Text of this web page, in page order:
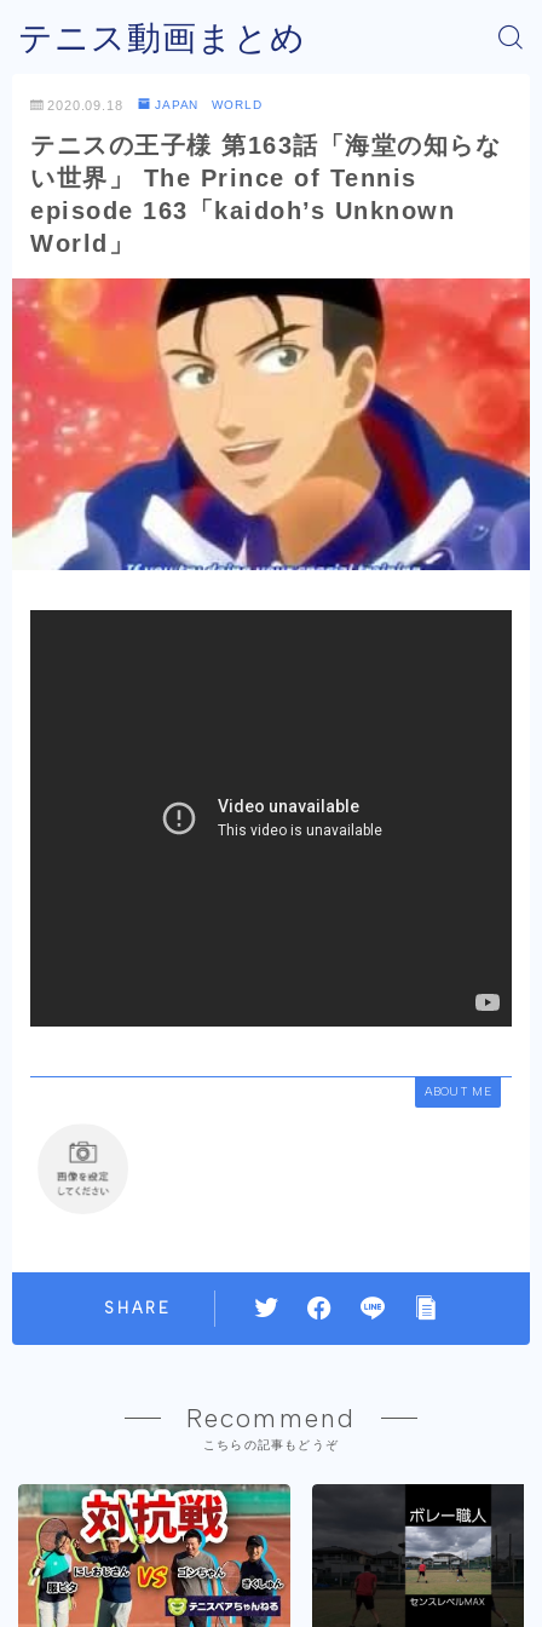
テニス動画まとめ
2020.09.18 JAPAN WORLD
テニスの王子様 第163話「海堂の知らな
い世界」 The Prince of Tennis
episode 163「kaidoh’s Unknown
World」
ABOUT ME
SHARE
Recommend
こちらの記事もどうぞ